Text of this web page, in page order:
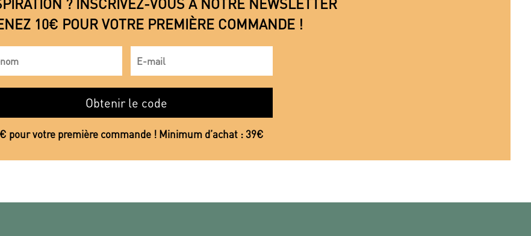
? INSCRIVEZ-VOUS À NOTRE NEWSLETTER
10€ POUR VOTRE PREMIÈRE COMMANDE !
Obtenir le code
pour votre première commande ! Minimum d’achat : 39€